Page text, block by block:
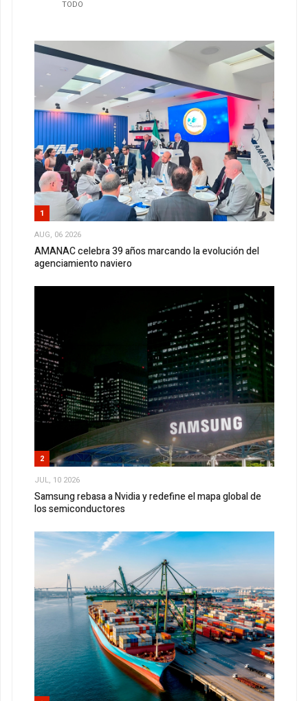
TODO
1
AUG, 06 2026
AMANAC celebra 39 años marcando la evolución del
agenciamiento naviero
2
JUL, 10 2026
Samsung rebasa a Nvidia y redefine el mapa global de
los semiconductores